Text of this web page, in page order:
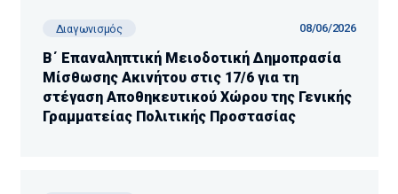
Διαγωνισμός 08/06/2026
Β΄ Επαναληπτική Μειοδοτική Δημοπρασία
Μίσθωσης Ακινήτου στις 17/6 για τη
στέγαση Αποθηκευτικού Χώρου της Γενικής
Γραμματείας Πολιτικής Προστασίας